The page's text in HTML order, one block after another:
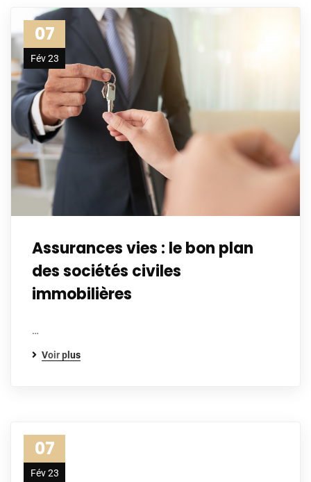
07
Fév 23
Assurances vies : le bon plan
des sociétés civiles
immobilières
…
Voir plus
07
Fév 23